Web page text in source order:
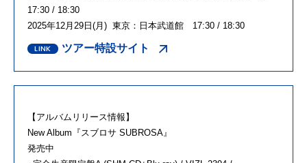
17:30 / 18:30
2025年12月29日(月) 東京：日本武道館 17:30 / 18:30
ツアー特設サイト
【アルバムリリース情報】
New Album『スブロサ SUBROSA』
発売中